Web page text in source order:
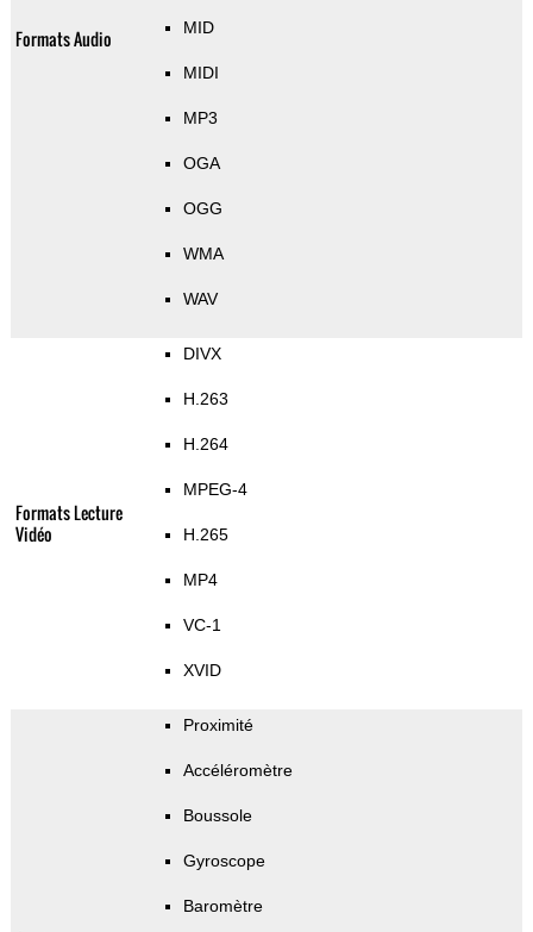
Formats Audio MID
MIDI
MP3
OGA
OGG
WMA
WAV
Formats Lecture
Vidéo
DIVX
H.263
H.264
MPEG-4
H.265
MP4
VC-1
XVID
Proximité
Accéléromètre
Boussole
Gyroscope
Baromètre